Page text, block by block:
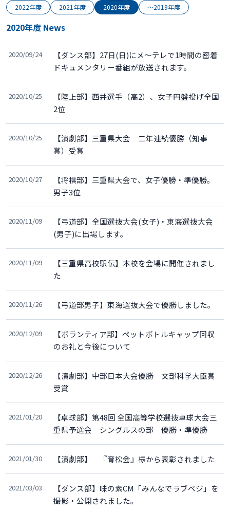
2022年度
2021年度 2020年度 〜2019年度
2020年度 News
2020/09/24
【ダンス部】27日(日)にメ～テレで1時間の密着
ドキュメンタリー番組が放送されます。
2020/10/25
【陸上部】西井選手（高2）、女子円盤投げ全国
2位
2020/10/25
【演劇部】三重県大会 二年連続優勝（知事
賞）受賞
2020/10/27
【将棋部】三重県大会で、女子優勝・準優勝。
男子3位
2020/11/09
【弓道部】全国選抜大会(女子)・東海選抜大会
(男子)に出場します。
2020/11/09
【三重県高校駅伝】本校を会場に開催されまし
た
2020/11/26 【弓道部男子】東海選抜大会で優勝しました。
2020/12/09
【ボランティア部】ペットボトルキャップ回収
のお礼と今後について
2020/12/26
【演劇部】中部日本大会優勝 文部科学大臣賞
受賞
2021/01/20
【卓球部】第48回 全国高等学校選抜卓球大会三
重県予選会 シングルスの部 優勝・準優勝
2021/01/30 【演劇部】 『育松会』様から表彰されました
2021/03/03
【ダンス部】味の素CM「みんなでラブベジ」を
撮影・公開されました。